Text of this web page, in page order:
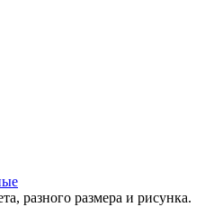
разного размера и рисунка.